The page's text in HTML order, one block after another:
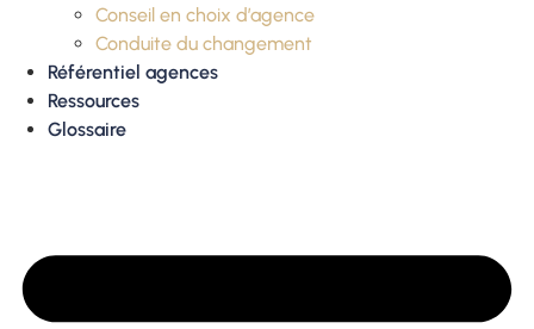
Conseil en choix d’agence
Conduite du changement
Référentiel agences
Ressources
Glossaire